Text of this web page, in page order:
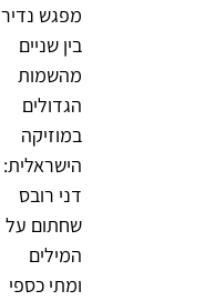
מפגש נדיר
בין שניים
מהשמות
הגדולים
במוזיקה
הישראלית:
דני רובס
שחתום על
המילים
ומתי כספי